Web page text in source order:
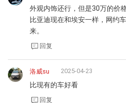
外观内饰还行，但是30万的价
比亚迪现在和埃安一样，网约
来。
回复
洛威su 2025-04-23
比现有的车好看
回复